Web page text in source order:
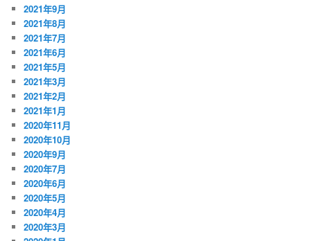
2021年9月
2021年8月
2021年7月
2021年6月
2021年5月
2021年3月
2021年2月
2021年1月
2020年11月
2020年10月
2020年9月
2020年7月
2020年6月
2020年5月
2020年4月
2020年3月